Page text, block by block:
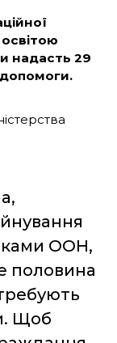
надасть 29
допомоги.
ООН,
половина
Щоб